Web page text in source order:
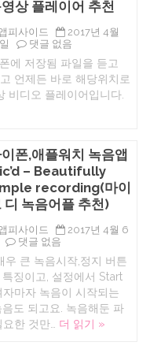
도
미
+
렘
수
면
알
람:
에
상 플레이어 추천
피사이드
2017년 4월
(아
폰,
아
이
패
기)
오
늘
무
료-
avTag
디
오
나,
음
성,
음
악,
팟
캐
댓글 없음
에 저장됨 파일을 듣고
언제든 바로 해당위치로
비디오 플레이어입니다.
폰,애플워치 녹음앱
– Beautifully
recording(마이
디 녹음어플 추천)
피사이드
2017년 4월 6
아
폰,
애
플
워
치
녹
댓글 없음
우 큰 녹음시작,정지 버튼
특징이고, 설정에서 Start
마자 녹음이 시작되는
도 되고요. 녹음해둔 파
한 것만… 더 읽기 »